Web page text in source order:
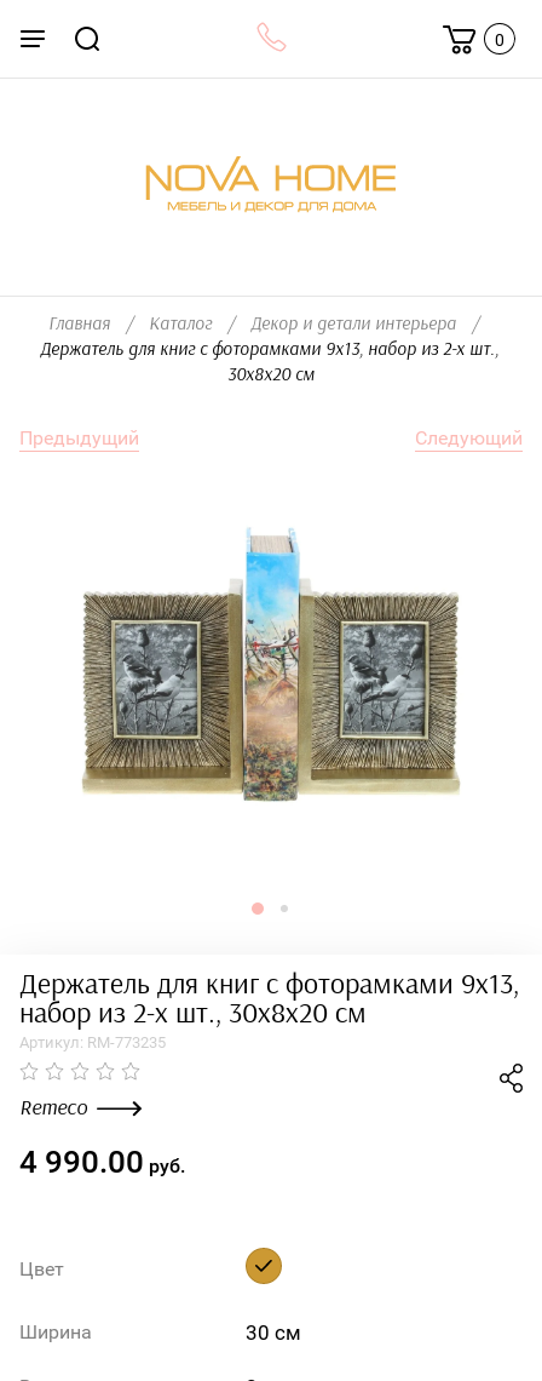
0
Главная / Каталог / Декор и детали интерьера
/
Держатель для книг c фоторамками 9х13, набор из 2-х шт.,
30х8х20 см
Предыдущий Следующий
Держатель для книг c фоторамками 9х13,
набор из 2-х шт., 30х8х20 см
Артикул: RM-773235
Remeco
4 990.00 руб.
Цвет
Ширина 30 см